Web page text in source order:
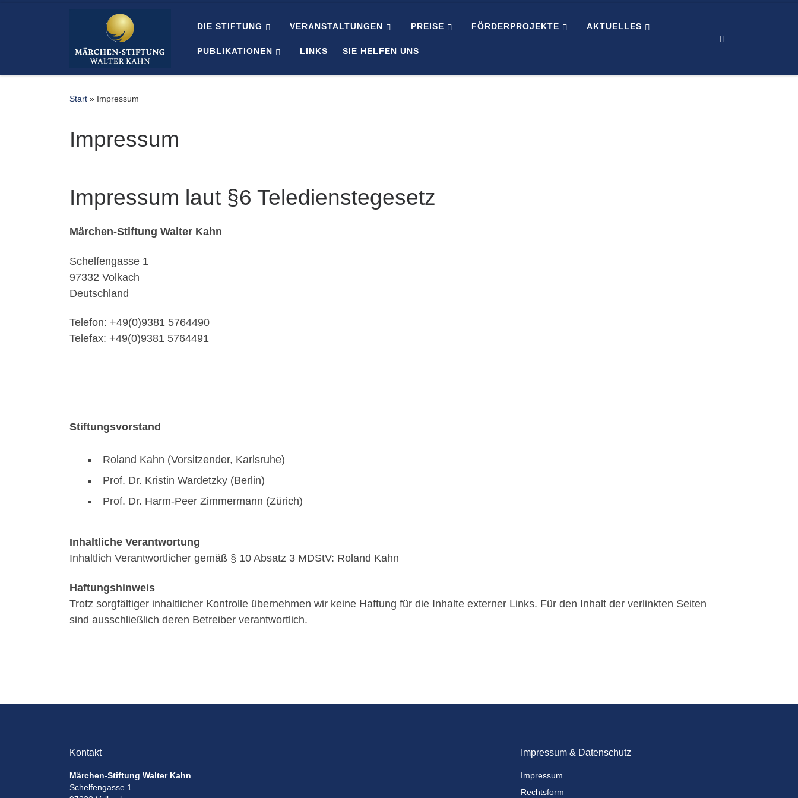
DIE STIFTUNG VERANSTALTUNGEN PREISE FÖRDERPROJEKTE AKTUELLES
PUBLIKATIONEN LINKS SIE HELFEN UNS
Start » Impressum
Impressum
Impressum laut §6 Teledienstegesetz
Märchen-Stiftung Walter Kahn
Schelfengasse 1
97332 Volkach
Deutschland
Telefon: +49(0)9381 5764490
Telefax: +49(0)9381 5764491
Stiftungsvorstand
Roland Kahn (Vorsitzender, Karlsruhe)
Prof. Dr. Kristin Wardetzky (Berlin)
Prof. Dr. Harm-Peer Zimmermann (Zürich)
Inhaltliche Verantwortung
Inhaltlich Verantwortlicher gemäß § 10 Absatz 3 MDStV: Roland Kahn
Haftungshinweis
Trotz sorgfältiger inhaltlicher Kontrolle übernehmen wir keine Haftung für die Inhalte externer Links. Für den Inhalt der verlinkten Seiten
sind ausschließlich deren Betreiber verantwortlich.
Kontakt
Märchen-Stiftung Walter Kahn
Schelfengasse 1
Impressum & Datenschutz
Impressum
Rechtsform